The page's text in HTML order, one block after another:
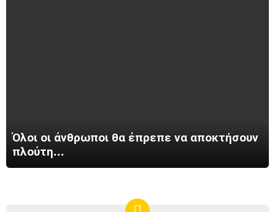
Όλοι οι άνθρωποι θα έπρεπε να αποκτήσουν
πλούτη…